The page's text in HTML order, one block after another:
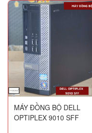
MÁY ĐỒNG BỘ DELL
OPTIPLEX 9010 SFF